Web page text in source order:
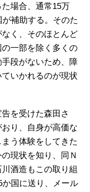
場合、通常15万
補助する。そのた
く、そのほとんど
一部を除く多くの
段がないため、障
いかれるのが現状
を受けた森田さ
り、自身が高価な
う体験をしてきた
現状を知り、同Ｎ
酒造もこの取り組
国に送り、メール